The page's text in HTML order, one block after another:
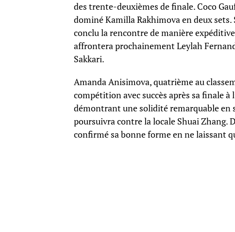
des trente-deuxièmes de finale. Coco
dominé Kamilla Rakhimova en deux
conclu la rencontre de manière
affrontera prochainement Leylah
Sakkari.
Amanda Anisimova, quatrième au
compétition avec succès après sa finale à
démontrant une solidité remarquable en
poursuivra contre la locale Shuai Zhang.
confirmé sa bonne forme en ne laissant